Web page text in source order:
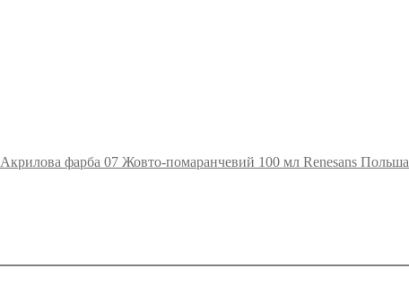
Акрилова фарба 07 Жовто-помаранчевий 100 мл Renesans Польша